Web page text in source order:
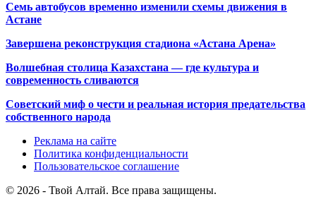
Семь автобусов временно изменили схемы движения в
Астане
Завершена реконструкция стадиона «Астана Арена»
Волшебная столица Казахстана — где культура и
современность сливаются
Советский миф о чести и реальная история предательства
собственного народа
Реклама на сайте
Политика конфиденциальности
Пользовательское соглашение
© 2026 - Твой Алтай. Все права защищены.